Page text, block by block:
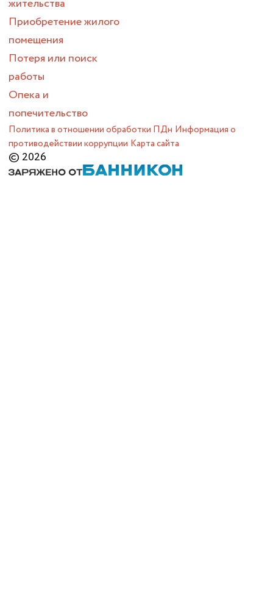
жительства
Приобретение жилого
помещения
Потеря или поиск
работы
Опека и
попечительство
Политика в отношении обработки ПДн Информация о
противодействии коррупции Карта сайта
© 2026